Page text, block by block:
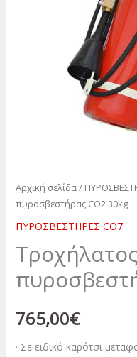
Αρχική σελίδα/
πυροσβεστήρας CO2 30kg
ΠΥΡΟΣΒΕΣΤΗΡΕΣ CO7
Τροχήλατος
765,00€
· Σε ειδικό καρότσι